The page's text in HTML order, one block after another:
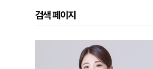
검색 페이지